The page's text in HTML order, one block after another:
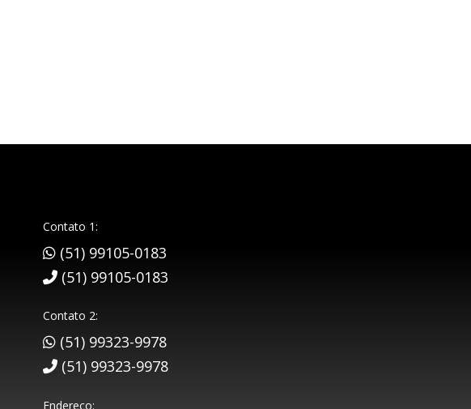
Contato 1:
(51) 99105-0183
(51) 99105-0183
Contato 2:
(51) 99323-9978
(51) 99323-9978
Endereço: